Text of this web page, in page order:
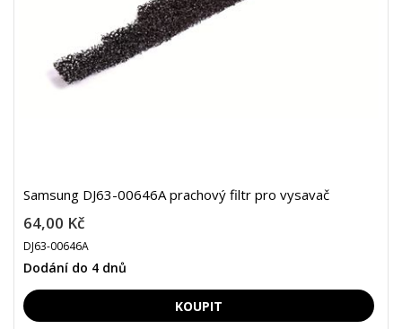
Samsung DJ63-00646A prachový filtr pro vysavač
64,00 Kč
DJ63-00646A
Dodání do 4 dnů